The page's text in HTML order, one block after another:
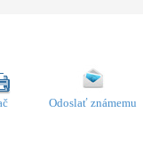
Odoslať známemu